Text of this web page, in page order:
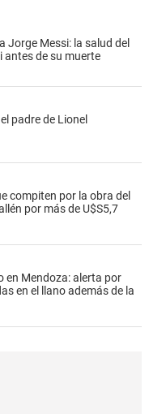
Jorge Messi: la salud del
antes de su muerte
padre de Lionel
compiten por la obra del
por más de U$S5,7
en Mendoza: alerta por
en el llano además de la